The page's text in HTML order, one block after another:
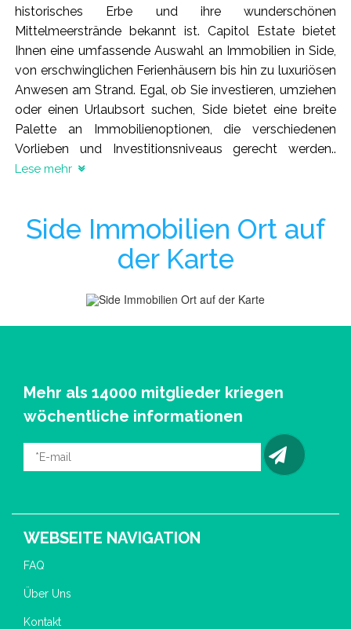
historisches Erbe und ihre wunderschönen
Mittelmeerstrände bekannt ist. Capitol Estate bietet
Ihnen eine umfassende Auswahl an Immobilien in Side,
von erschwinglichen Ferienhäusern bis hin zu luxuriösen
Anwesen am Strand. Egal, ob Sie investieren, umziehen
oder einen Urlaubsort suchen, Side bietet eine breite
Palette an Immobilienoptionen, die verschiedenen
Vorlieben und Investitionsniveaus gerecht werden..
Lese mehr
Side Immobilien Ort auf
der Karte
Mehr als 14000 mitglieder kriegen
wöchentliche informationen
WEBSEITE NAVIGATION
FAQ
Über Uns
Kontakt